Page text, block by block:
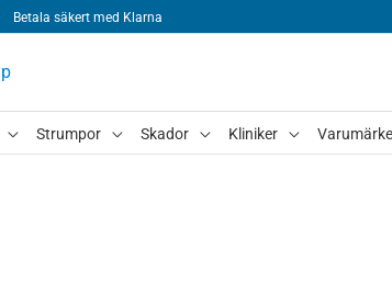
Betala säkert med Klarna
Strumpor Skador Kliniker